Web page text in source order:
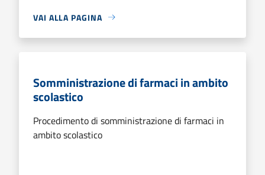
VAI ALLA PAGINA
Somministrazione di farmaci in ambito
scolastico
Procedimento di somministrazione di farmaci in
ambito scolastico